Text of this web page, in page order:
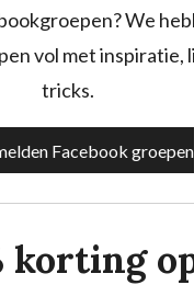
o
k
r
a
k We
vol met inspiratie,
tricks.
Facebook groepen
korting